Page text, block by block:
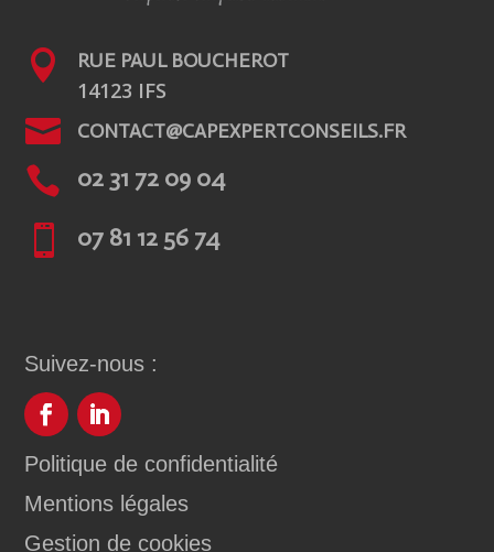
 RUE PAUL BOUCHEROT
14123 IFS
 CONTACT@CAPEXPERTCONSEILS.FR
 02 31 72 09 04
 07 81 12 56 74
Suivez-nous :
Politique de confidentialité
Mentions légales
Gestion de cookies